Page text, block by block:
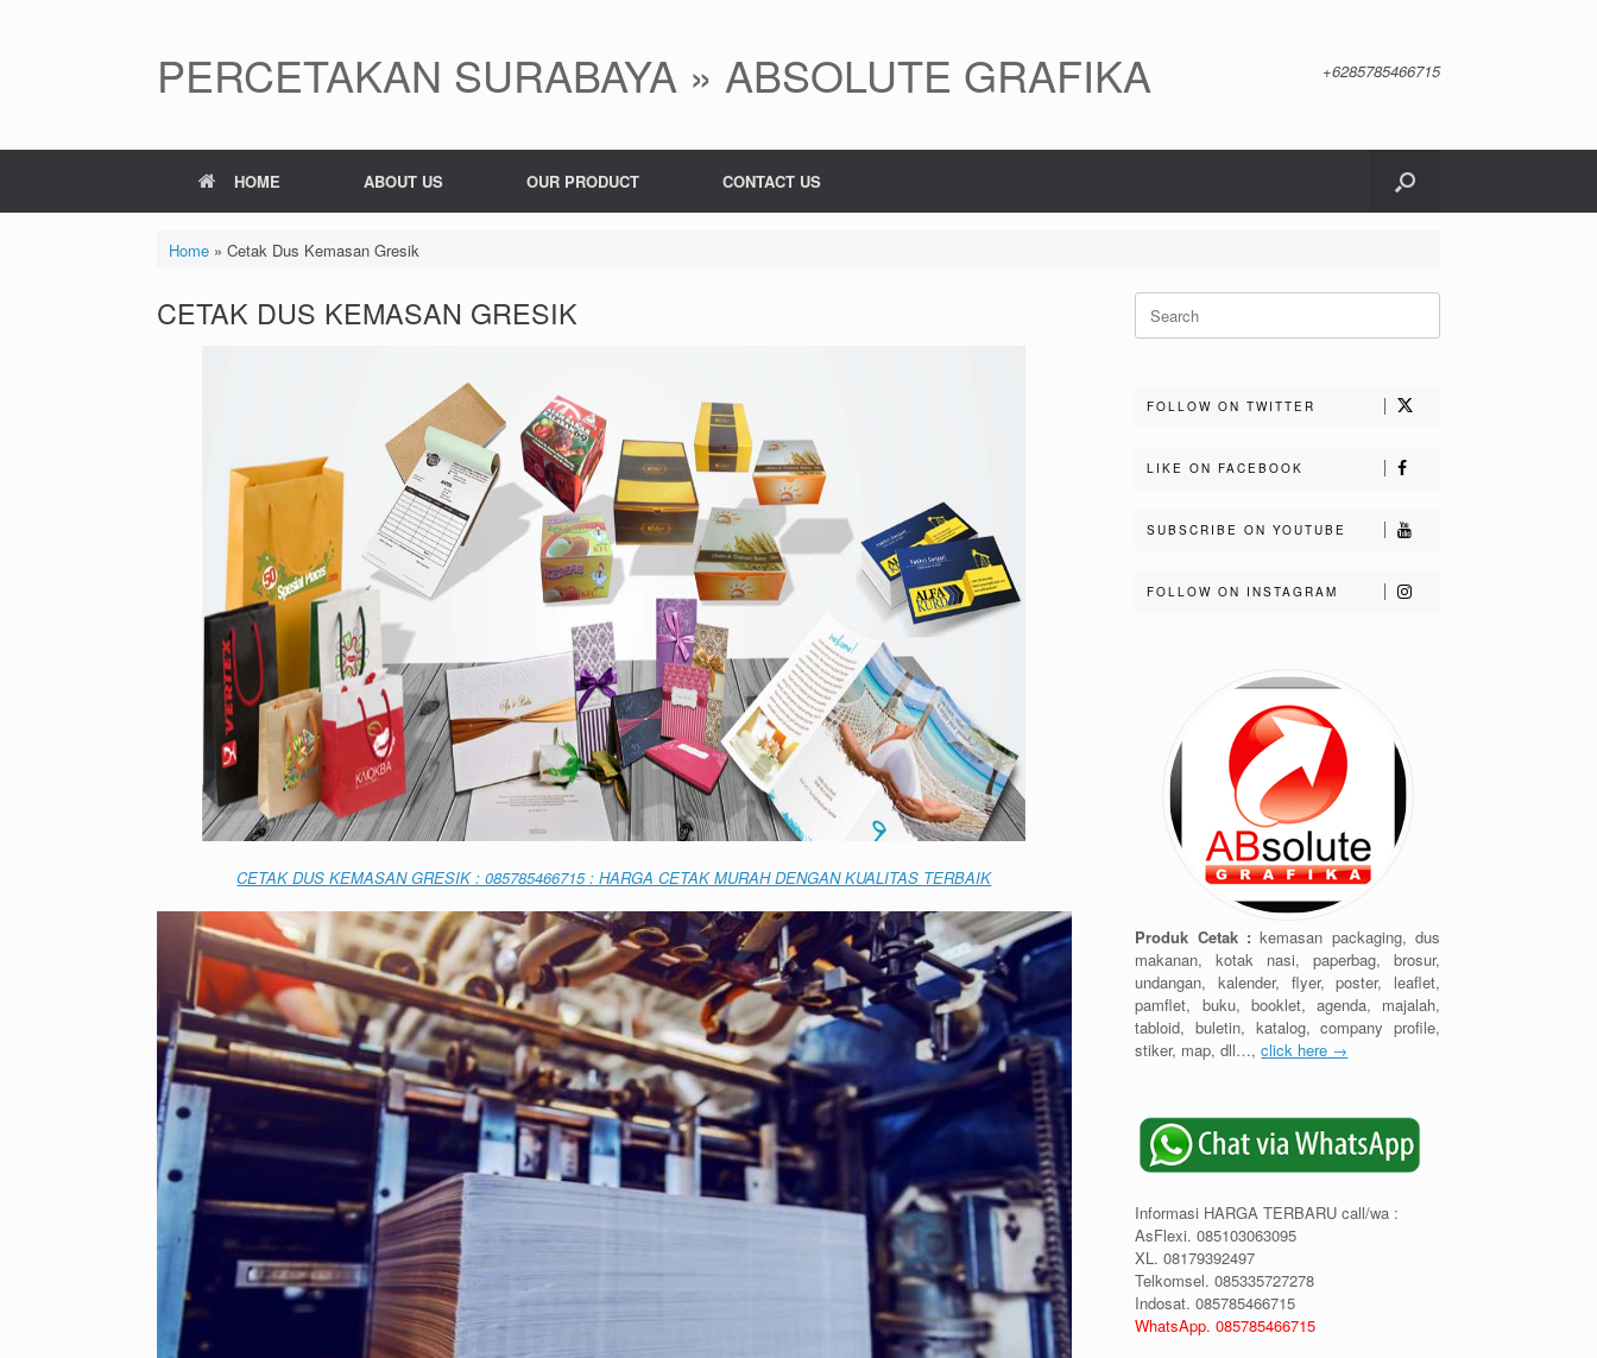
PERCETAKAN SURABAYA » ABSOLUTE GRAFIKA +6285785466715
HOME ABOUT US OUR PRODUCT CONTACT US
Home» Cetak Dus Kemasan Gresik
CETAK DUS KEMASAN GRESIK
CETAK DUS KEMASAN GRESIK : 085785466715 : HARGA CETAK MURAH DENGAN KUALITAS TERBAIK
Search
for:
FOLLOW ON TWITTER
LIKE ON FACEBOOK
SUBSCRIBE ON YOUTUBE
FOLLOW ON INSTAGRAM
Produk Cetak : kemasan packaging, dus
makanan, kotak nasi, paperbag, brosur,
undangan, kalender, flyer, poster, leaflet,
pamflet, buku, booklet, agenda, majalah,
tabloid, buletin, katalog, company profile,
stiker, map, dll…,click here →
Informasi HARGA TERBARU call/wa :
AsFlexi. 085103063095
XL. 08179392497
Telkomsel. 085335727278
Indosat. 085785466715
WhatsApp. 085785466715